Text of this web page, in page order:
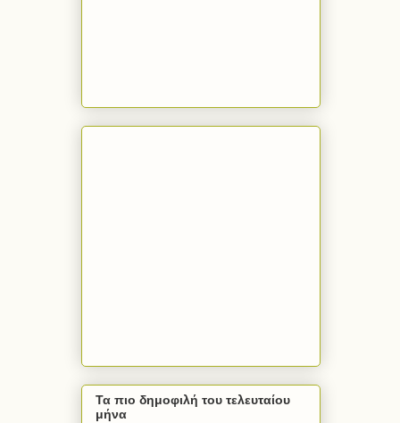
Τα πιο δημοφιλή του τελευταίου
μήνα